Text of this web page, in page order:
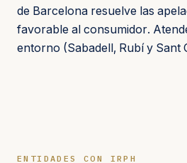
de Barcelona resuelve las
favorable al consumidor.
entorno (Sabadell, Rubí y Sant
ENTIDADES CON IRPH